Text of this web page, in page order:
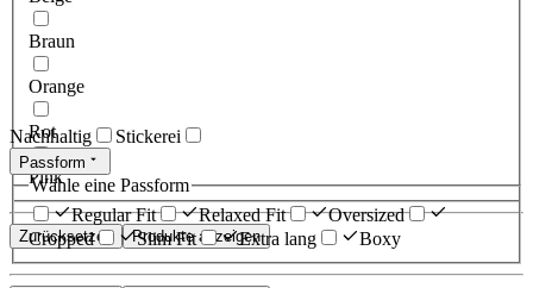
Braun
Orange
Rot
Pink
Zurücksetzen Produkte anzeigen
Nachhaltig Stickerei
Passform
Wähle eine Passform
Regular Fit
Relaxed Fit
Oversized
Cropped
Slim Fit Extra lang Boxy